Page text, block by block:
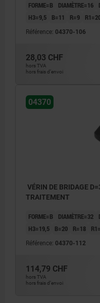
FORME=B DIAMÈTRE=16
H3=9,5
B=11 R=9
Référence: 04370-106
28,03 CHF
hors TVA
hors frais d’envoi
04370
VÉRIN DE BRIDAGE
TRAITEMENT
FORME=B DIAMÈTRE=32
H3=19,5
B=20 R=18
Référence: 04370-112
114,79 CHF
hors TVA
hors frais d’envoi